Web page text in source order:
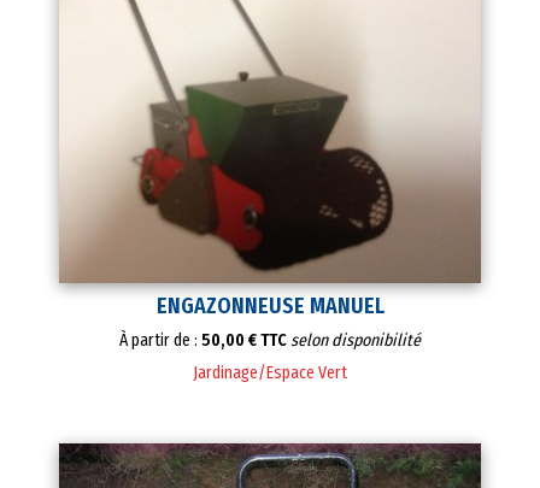
ENGAZONNEUSE MANUEL
À partir de : 50,00 € TTCselon disponibilité
Jardinage/Espace Vert